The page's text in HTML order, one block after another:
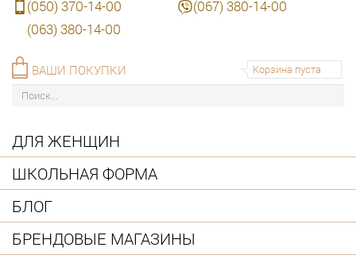
(050) 370-14-00
(067) 380-14-00
(063) 380-14-00
Корзина пуста
ВАШИ ПОКУПКИ
ДЛЯ ЖЕНЩИН
ШКОЛЬНАЯ ФОРМА
БЛОГ
БРЕНДОВЫЕ МАГАЗИНЫ